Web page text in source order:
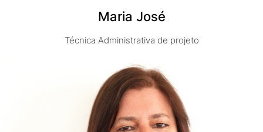
Maria José
Técnica Administrativa de projeto